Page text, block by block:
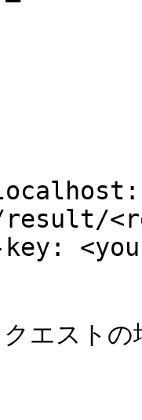
エスト